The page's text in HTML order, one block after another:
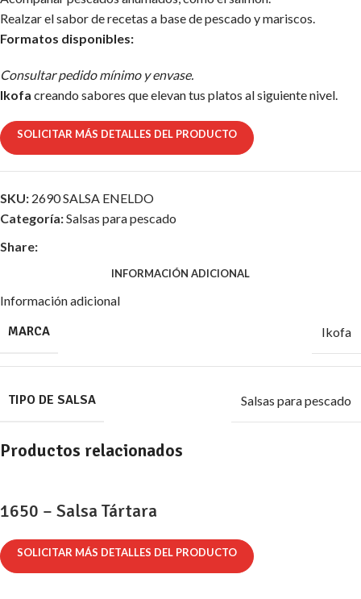
Realzar el sabor de recetas a base de pescado y mariscos.
Formatos disponibles:
Consultar pedido mínimo y envase.
Ikofa creando sabores que elevan tus platos al siguiente nivel.
SOLICITAR MÁS DETALLES DEL PRODUCTO
SKU: 2690 SALSA ENELDO
Categoría:Salsas para pescado
Share:
INFORMACIÓN ADICIONAL
Información adicional
MARCA Ikofa
TIPO DE SALSA Salsas para pescado
Productos relacionados
1650 – Salsa Tártara
SOLICITAR MÁS DETALLES DEL PRODUCTO